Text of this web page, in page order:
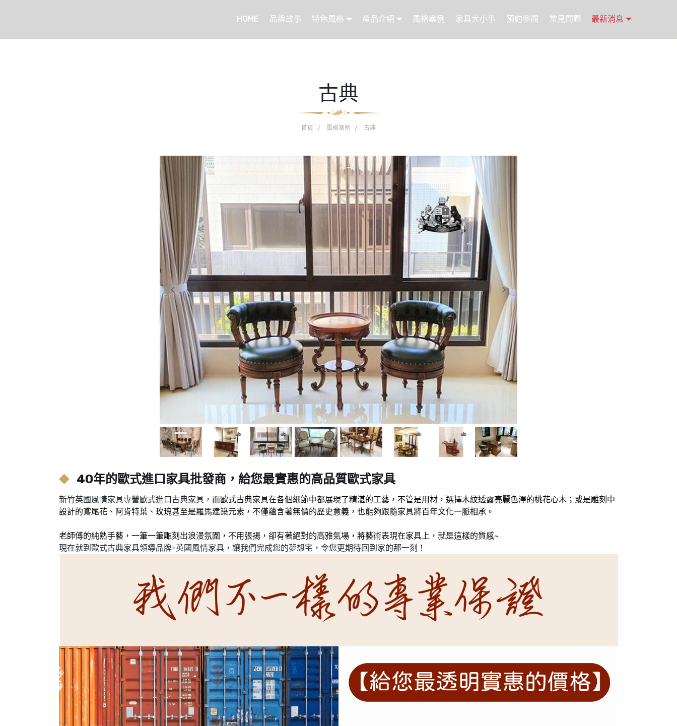
HOME 品牌故事 特色風格 產品介紹 風格案例 家具大小事 預約參觀 常見問題 最新消息
古典
首頁 風格案例 古典
40年的歐式進口家具批發商，給您最實惠的高品質歐式家具
新竹英國風情家具專營歐式進口古典家具， 而歐式古典家具在各個細節中都展現了精湛的工藝，不管是用材，選擇木紋透露亮麗色澤的桃花心木；或是雕刻中
設計的鳶尾花、阿肯特葉、玫瑰甚至是羅馬建築元素，不僅蘊含著無價的歷史意義，也能夠跟隨家具將百年文化一脈相承。⁣
老師傅的純熟手藝，一筆一筆雕刻出浪漫氛圍，不用張揚，卻有著絕對的高雅氣場，將藝術表現在家具上，就是這樣的質感~⁣
現在就到歐式古典家具領導品牌-英國風情家具⁣⁣，讓我們完成您的夢想宅，令您更期待回到家的那一刻！